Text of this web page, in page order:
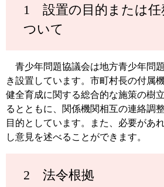
1 設置の目的または任
ついて
青少年問題協議会は地方青少年問
き設置しています。市町村長の付属
健全育成に関する総合的な施策の樹
るとともに、関係機関相互の連絡調
目的としています。また、必要があ
し意見を述べることができます。
2 法令根拠